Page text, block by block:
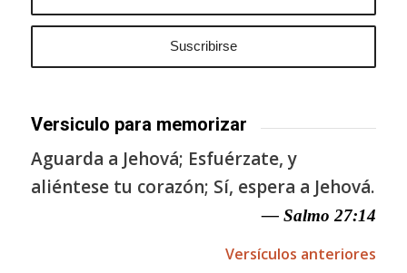
Versiculo para memorizar
Aguarda a Jehová; Esfuérzate, y
aliéntese tu corazón; Sí, espera a Jehová.
— Salmo 27:14
Versículos anteriores